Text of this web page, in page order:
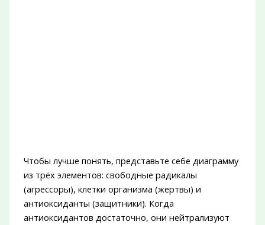
Чтобы лучше понять, представьте себе диаграмму
из трёх элементов: свободные радикалы
(агрессоры), клетки организма (жертвы) и
антиоксиданты (защитники). Когда
антиоксидантов достаточно, они нейтрализуют